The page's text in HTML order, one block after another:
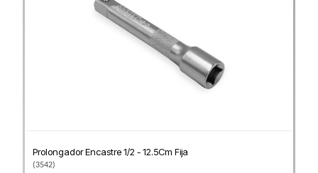
Prolongador Encastre 1/2 - 12.5Cm Fija
(3542)